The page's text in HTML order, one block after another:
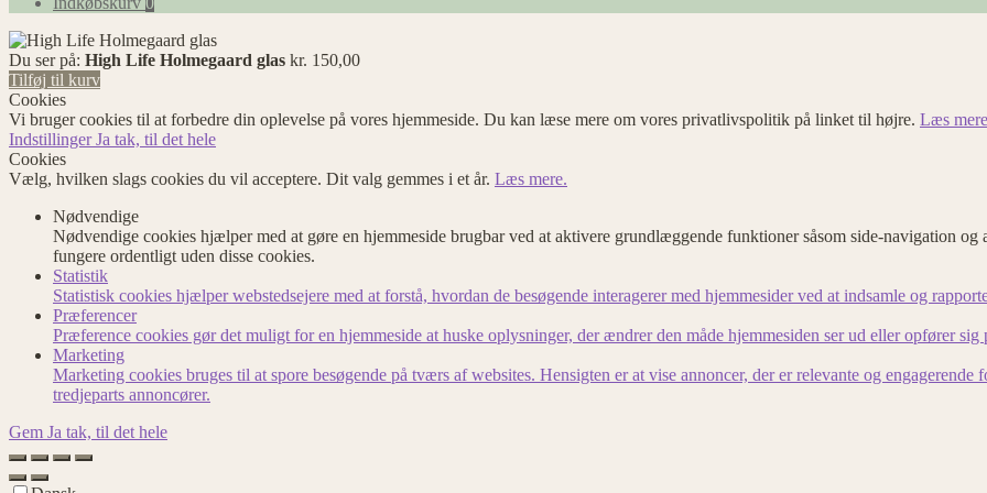
Du ser på: High Life Holmegaard glas kr. 150,00
Tilføj til kurv
Cookies
Vi bruger cookies til at forbedre din oplevelse på vores hjemmeside. Du kan læse mere om vores privatlivspolitik på linket til højre. Læs
IndstillingerJa tak, til det hele
Cookies
Vælg, hvilken slags cookies du vil acceptere. Dit valg gemmes i et år. Læs mere.
Nødvendige
Nødvendige cookies hjælper med at gøre en hjemmeside brugbar ved at aktivere grundlæggende funktioner såsom side-navigation
fungere ordentligt uden disse cookies.
Statistik
Statistisk cookies hjælper webstedsejere med at forstå, hvordan de besøgende interagerer med hjemmesider ved at indsamle og
Præferencer
Præference cookies gør det muligt for en hjemmeside at huske oplysninger, der ændrer den måde hjemmesiden ser ud eller opfører
Marketing
Marketing cookies bruges til at spore besøgende på tværs af websites. Hensigten er at vise annoncer, der er relevante og
tredjeparts annoncører.
Gem Ja tak, til det hele